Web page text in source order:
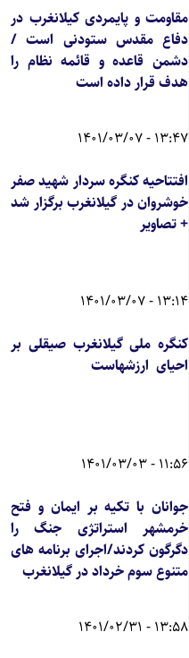
مقاومت و پایمردی کیلانغرب در
دفاع مقدس ستودنی است /
دشمن قاعده و قائمه نظام را
هدف قرار داده است
13:47 - 1401/03/07
افتتاحیه کنگره سردار شهید صفر
خوشروان در گیلانغرب برگزار شد
+ تصاویر
13:14 - 1401/03/07
کنگره ملی گیلانغرب صیقلی بر
احیای ارزشهاست
11:56 - 1401/03/03
جوانان با تکیه بر ایمان و فتح
خرمشهر استراتژی جنگ را
دگرگون کردند/اجرای برنامه های
متنوع سوم خرداد در گیلانغرب
13:58 - 1401/02/31